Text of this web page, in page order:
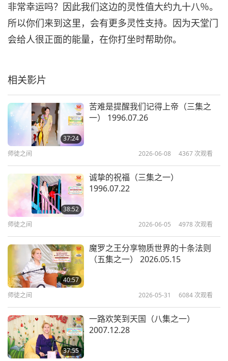
非常幸运吗？因此我们这边的灵性值大约九十八％。
所以你们来到这里，会有更多灵性支持。因为天堂门
会给人很正面的能量，在你打坐时帮助你。
相关影片
37:24
苦难是提醒我们记得上帝（三集之
一） 1996.07.26
师徒之间 2026-06-08 4367 次观看
38:52
诚挚的祝福（三集之一）
1996.07.22
师徒之间 2026-06-05 4978 次观看
40:57
魔罗之王分享物质世界的十条法则
（五集之一） 2026.05.15
师徒之间 2026-05-31 6084 次观看
37:55
一路欢笑到天国（八集之一）
2007.12.28